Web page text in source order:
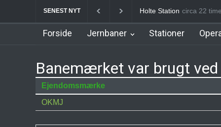
SENEST NYT Birkerød Station circa 22
Forside Jernbaner Stationer
Banemærket var brugt
Ejendomsmærke
OKMJ